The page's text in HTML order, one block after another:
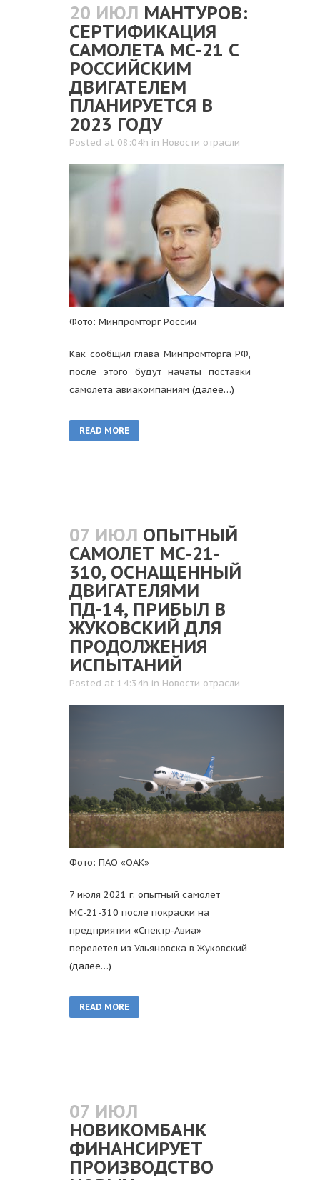
20 ИЮЛ МАНТУРОВ:
СЕРТИФИКАЦИЯ
САМОЛЕТА МС-21 С
РОССИЙСКИМ
ДВИГАТЕЛЕМ
ПЛАНИРУЕТСЯ В
2023 ГОДУ
Posted at 08:04h in Новости отрасли
Фото: Минпромторг России
Как сообщил глава Минпромторга РФ,
после этого будут начаты поставки
самолета авиакомпаниям (далее…)
READ MORE
07 ИЮЛ ОПЫТНЫЙ
САМОЛЕТ МС-21-
310, ОСНАЩЕННЫЙ
ДВИГАТЕЛЯМИ
ПД-14, ПРИБЫЛ В
ЖУКОВСКИЙ ДЛЯ
ПРОДОЛЖЕНИЯ
ИСПЫТАНИЙ
Posted at 14:34h in Новости отрасли
Фото: ПАО «ОАК»
7 июля 2021 г. опытный самолет
МС-21-310 после покраски на
предприятии «Спектр-Авиа»
перелетел из Ульяновска в Жуковский
(далее…)
READ MORE
07 ИЮЛ
НОВИКОМБАНК
ФИНАНСИРУЕТ
ПРОИЗВОДСТВО